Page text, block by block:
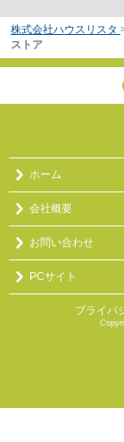
株式会社ハウスリスタ
ストア
ホーム
会社概要
お問い合わせ
PCサイト
プライバ